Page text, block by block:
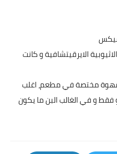
الاثيوبية الايرقيتشافية و كانت
مختصة في مطعم، اغلب
و في الغالب البن ما يكون